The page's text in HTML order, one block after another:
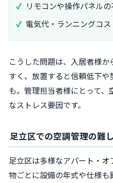
リモコンや操作パネル
電気代・ランニングコ
こうした問題は、入居者様
すく、放置すると信頼低下や
も。管理担当者様にとって、
なストレス要因です。
足立区での空調管理の難
足立区は多様なアパート・
物ごとに設備の年式や仕様